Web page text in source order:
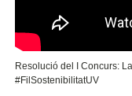
Resolució del I Concurs:
#FilSostenibilitatUV